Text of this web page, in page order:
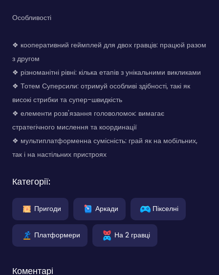
Особливості
❖ кооперативний геймплей для двох гравців: працюй разом
з другом
❖ різноманітні рівні: кілька етапів з унікальними викликами
❖ Тотем Суперсили: отримуй особливі здібності, такі як
високі стрибки та супер-швидкість
❖ елементи розв'язання головоломок: вимагає
стратегічного мислення та координації
❖ мультиплатформенна сумісність: грай як на мобільних,
так і на настільних пристроях
Категорії:
Пригоди Аркади Пікселні
Платформери На 2 гравці
Коментарі